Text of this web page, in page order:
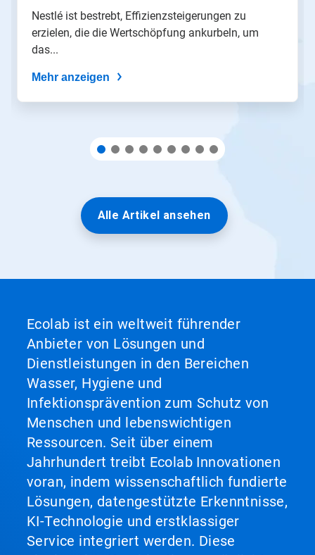
Folien-
Punkten
Nestlé ist bestrebt, Effizienzsteigerungen zu
erzielen, die die Wertschöpfung ankurbeln, um
das...
Mehr anzeigen
Alle Artikel ansehen
Ecolab ist ein weltweit führender
Anbieter von Lösungen und
Dienstleistungen in den Bereichen
Wasser, Hygiene und
Infektionsprävention zum Schutz von
Menschen und lebenswichtigen
Ressourcen. Seit über einem
Jahrhundert treibt Ecolab Innovationen
voran, indem wissenschaftlich fundierte
Lösungen, datengestützte Erkenntnisse,
KI-Technologie und erstklassiger
Service integriert werden. Diese